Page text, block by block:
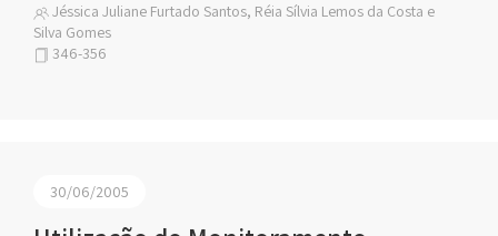
Jéssica Juliane Furtado Santos, Réia Sílvia Lemos da Costa e
Silva Gomes
346-356
30/06/2005